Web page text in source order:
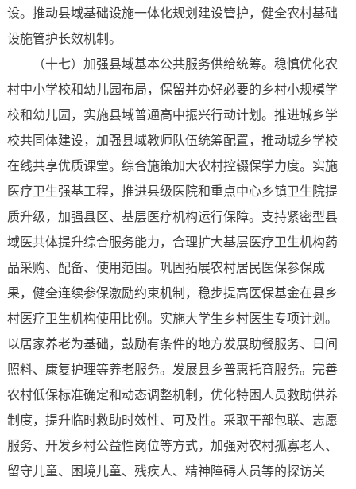
设。推动县域基础设施一体化规划建设管护，健全农村基础
设施管护长效机制。
（十七）加强县域基本公共服务供给统筹。稳慎优化农
村中小学校和幼儿园布局，保留并办好必要的乡村小规模学
校和幼儿园，实施县域普通高中振兴行动计划。推进城乡学
校共同体建设，加强县域教师队伍统筹配置，推动城乡学校
在线共享优质课堂。综合施策加大农村控辍保学力度。实施
医疗卫生强基工程，推进县级医院和重点中心乡镇卫生院提
质升级，加强县区、基层医疗机构运行保障。支持紧密型县
域医共体提升综合服务能力，合理扩大基层医疗卫生机构药
品采购、配备、使用范围。巩固拓展农村居民医保参保成
果，健全连续参保激励约束机制，稳步提高医保基金在县乡
村医疗卫生机构使用比例。实施大学生乡村医生专项计划。
以居家养老为基础，鼓励有条件的地方发展助餐服务、日间
照料、康复护理等养老服务。发展县乡普惠托育服务。完善
农村低保标准确定和动态调整机制，优化特困人员救助供养
制度，提升临时救助时效性、可及性。采取干部包联、志愿
服务、开发乡村公益性岗位等方式，加强对农村孤寡老人、
留守儿童、困境儿童、残疾人、精神障碍人员等的探访关